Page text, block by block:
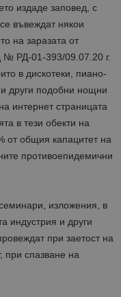
издаде заповед, с
въвеждат някои
на заразата от
№ РД-01-393/09.07.20 г.
в дискотеки, пиано-
други подобни нощни
интернет страницата
в тези обекти на
от общия капацитет на
противоепидемични
изложения, в
индустрия и други
при заетост на
при спазване на